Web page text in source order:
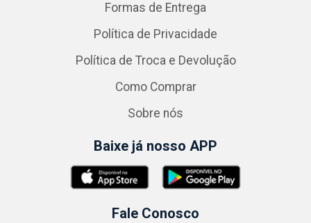
Formas de Entrega
Política de Privacidade
Política de Troca e Devolução
Como Comprar
Sobre nós
Baixe já nosso APP
Fale Conosco